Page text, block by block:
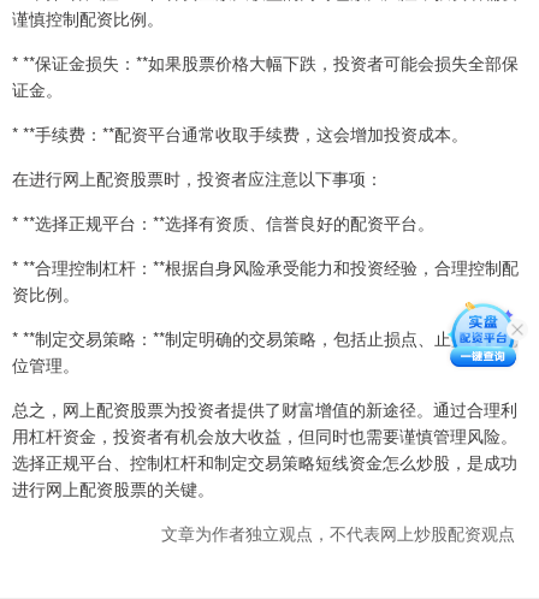
谨慎控制配资比例。
* **保证金损失：**如果股票价格大幅下跌，投资者可能会损失全部保
证金。
* **手续费：**配资平台通常收取手续费，这会增加投资成本。
在进行网上配资股票时，投资者应注意以下事项：
* **选择正规平台：**选择有资质、信誉良好的配资平台。
* **合理控制杠杆：**根据自身风险承受能力和投资经验，合理控制配
资比例。
* **制定交易策略：**制定明确的交易策略，包括止损点、止盈点和仓
位管理。
总之，网上配资股票为投资者提供了财富增值的新途径。通过合理利
用杠杆资金，投资者有机会放大收益，但同时也需要谨慎管理风险。
选择正规平台、控制杠杆和制定交易策略短线资金怎么炒股，是成功
进行网上配资股票的关键。
文章为作者独立观点，不代表网上炒股配资观点